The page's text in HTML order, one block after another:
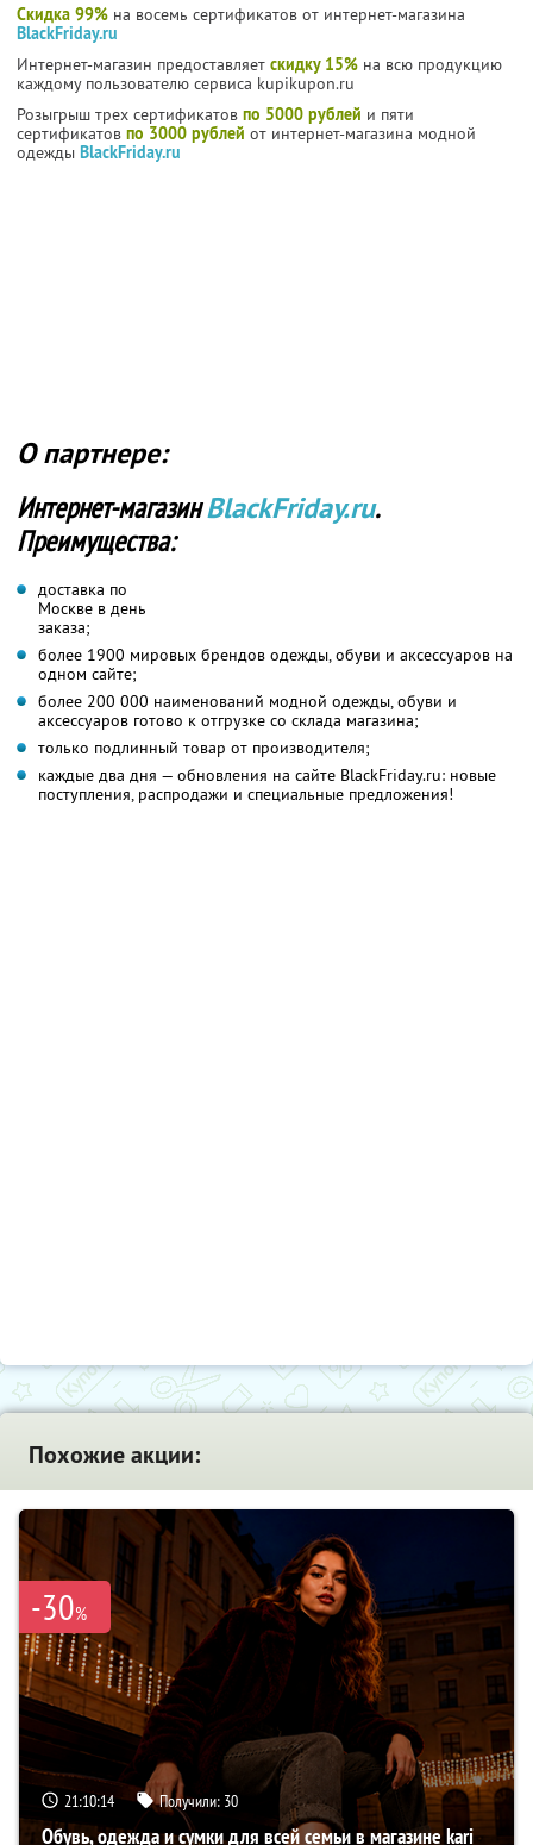
Скидка 99% на восемь сертификатов от интернет-магазина
BlackFriday.ru
Интернет-магазин предоставляет скидку 15% на всю продукцию
каждому пользователю сервиса kupikupon.ru
Розыгрыш трех сертификатов по 5000 рублей и пяти
сертификатов по 3000 рублей от интернет-магазина модной
одежды BlackFriday.ru
О партнере:
Интернет-магазинBlackFriday.ru.
Преимущества:
доставка по
Москве в день
заказа;
более 1900 мировых брендов одежды, обуви и аксессуаров на
одном сайте;
более 200 000 наименований модной одежды, обуви и
аксессуаров готово к отгрузке со склада магазина;
только подлинный товар от производителя;
каждые два дня — обновления на сайте BlackFriday.ru: новые
поступления, распродажи и специальные предложения!
Похожие акции:
-30%
21:10:13 Получили: 30
Обувь, одежда и сумки для всей семьи в магазине kari